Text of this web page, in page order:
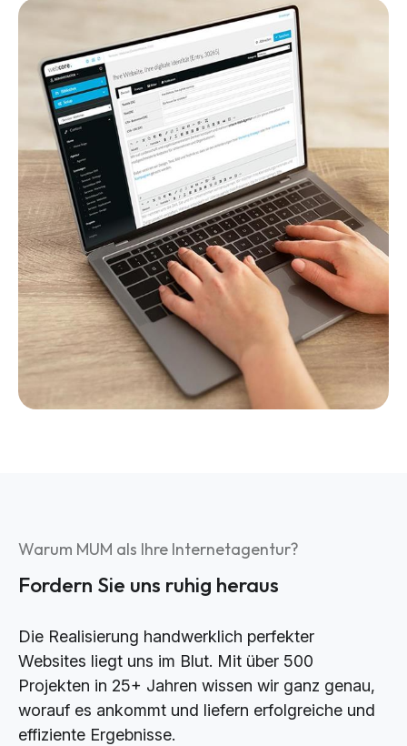
Warum MUM als Ihre Internetagentur?
Fordern Sie uns ruhig heraus
Die Realisierung handwerklich perfekter
Websites liegt uns im Blut. Mit über 500
Projekten in 25+ Jahren wissen wir ganz genau,
worauf es ankommt und liefern erfolgreiche und
effiziente Ergebnisse.